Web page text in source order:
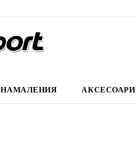
НАМАЛЕНИЯ АКСЕСОАРИ